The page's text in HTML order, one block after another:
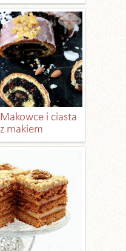
Makowce i ciasta
z makiem